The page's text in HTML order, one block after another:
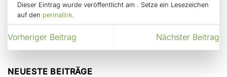
Dieser Eintrag wurde veröffentlicht am . Setze ein Lesezeichen
auf den permalink.
Vorheriger Beitrag Nächster Beitrag
NEUESTE BEITRÄGE